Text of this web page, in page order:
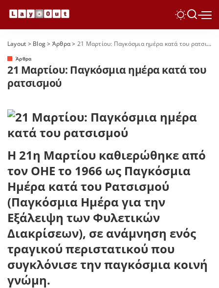
Layout > Blog> Άρθρα> 21 Μαρτίου: Παγκόσμια ημέρα κατά του ρατσισμού
Άρθρα
21 Μαρτίου: Παγκόσμια ημέρα κατά του
ρατσισμού
Η 21η Μαρτίου καθιερώθηκε από
τον ΟΗΕ το 1966 ως Παγκόσμια
Ημέρα κατά του Ρατσισμού
(Παγκόσμια Ημέρα για την
Εξάλειψη των Φυλετικών
Διακρίσεων), σε ανάμνηση ενός
τραγικού περιστατικού που
συγκλόνισε την παγκόσμια κοινή
γνώμη.